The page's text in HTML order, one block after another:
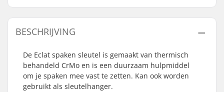
BESCHRIJVING
De Eclat spaken sleutel is gemaakt van thermisch
behandeld CrMo en is een duurzaam hulpmiddel
om je spaken mee vast te zetten. Kan ook worden
gebruikt als sleutelhanger.